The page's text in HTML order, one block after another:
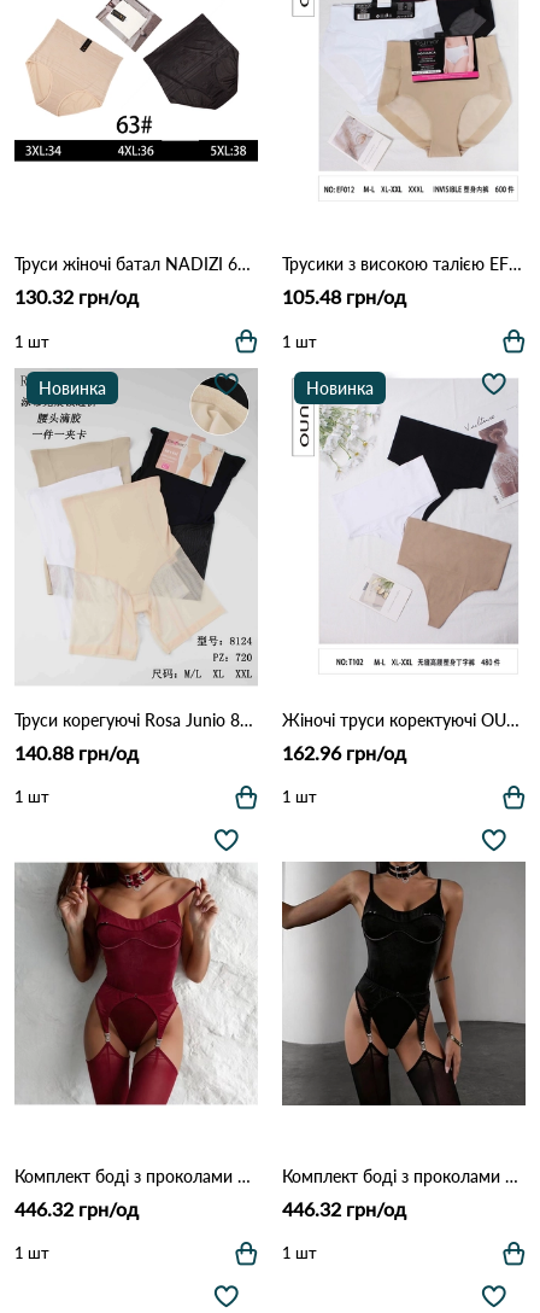
Труси жіночі батал NADIZI 63 12с Різні кольори
130.32 грн/од
1 шт
Трусики з високою талією EF012 (11В) Різні кольори
105.48 грн/од
1 шт
Новинка
Труси корегуючі Rosa Junio 8124 (7А) Різні кольори
140.88 грн/од
1 шт
Новинка
Жіночі труси коректуючі OUNO T102 10в Різні кольори
162.96 грн/од
1 шт
Комплект боді з проколами 1231 Бордовий
446.32 грн/од
1 шт
Комплект боді з проколами 1231 Чорний
446.32 грн/од
1 шт